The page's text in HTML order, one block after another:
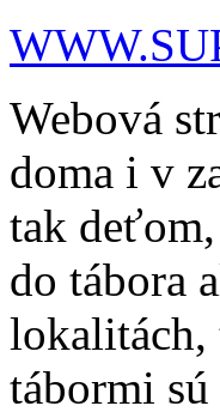
Webová
doma i v
tak
do tábora
lokalitách,
tábormi